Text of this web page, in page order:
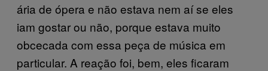
ária de ópera e não estava nem aí se eles
iam gostar ou não, porque estava muito
obcecada com essa peça de música em
particular. A reação foi, bem, eles ficaram